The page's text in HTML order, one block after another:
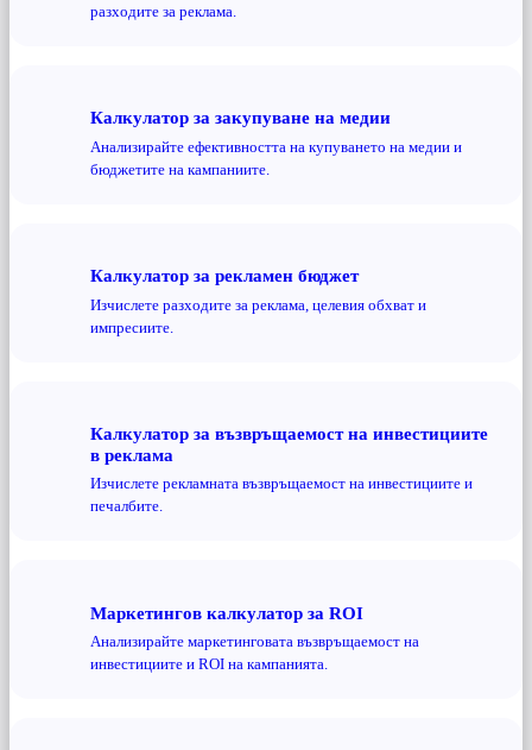
разходите за реклама.
Калкулатор за закупуване на медии
Анализирайте ефективността на купуването на медии и
бюджетите на кампаниите.
Калкулатор за рекламен бюджет
Изчислете разходите за реклама, целевия обхват и
импресиите.
Калкулатор за възвръщаемост на инвестициите
в реклама
Изчислете рекламната възвръщаемост на инвестициите и
печалбите.
Маркетингов калкулатор за ROI
Анализирайте маркетинговата възвръщаемост на
инвестициите и ROI на кампанията.